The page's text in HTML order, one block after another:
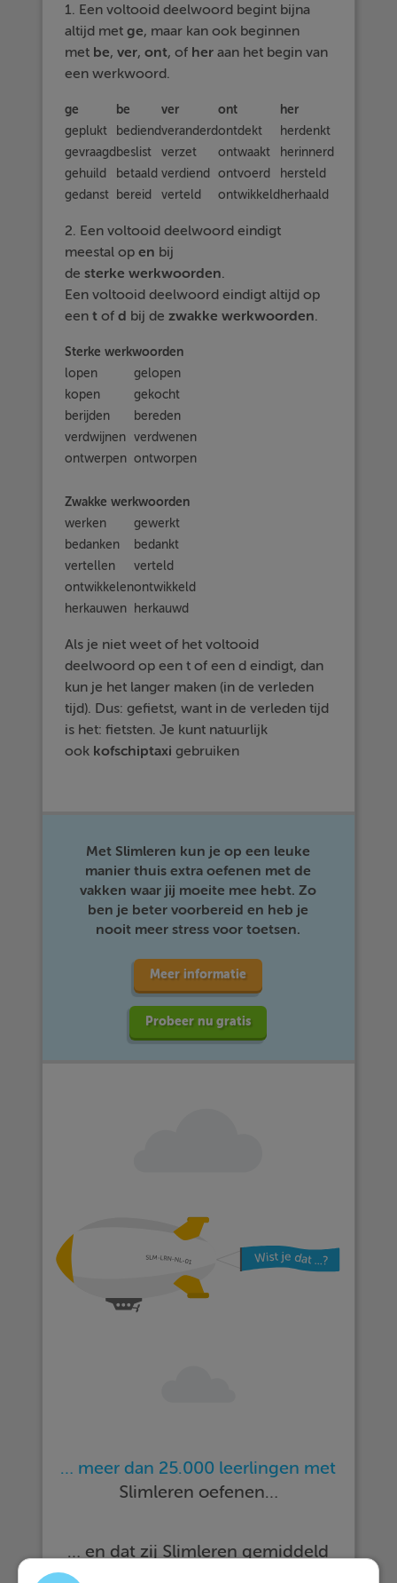
1. Een voltooid deelwoord begint bijna
altijd metge, maar kan ook beginnen
met be,ver,ont, of her aan het begin van
een werkwoord.
ge
geplukt
gevraagd
gehuild
gedanst
be
bediend
beslist
betaald
bereid
ver
veranderd
verzet
verdiend
verteld
ont
ontdekt
ontwaakt
ontvoerd
ontwikkeld
her
herdenkt
herinnerd
hersteld
herhaald
2. Een voltooid deelwoord eindigt
meestal open bij
desterke werkwoorden.
Een voltooid deelwoord eindigt altijd op
eent ofd bij dezwakke werkwoorden.
Sterke werkwoorden
lopen
kopen
berijden
verdwijnen
ontwerpen
gelopen
gekocht
bereden
verdwenen
ontworpen
Zwakke werkwoorden
werken
bedanken
vertellen
ontwikkelen
herkauwen
gewerkt
bedankt
verteld
ontwikkeld
herkauwd
Als je niet weet of het voltooid
deelwoord op eent of eend eindigt, dan
kun je het langer maken (in de verleden
tijd). Dus: gefietst, want in de verleden tijd
is het: fietsten. Je kunt natuurlijk
ook kofschiptaxi gebruiken
Met Slimleren kun je op een leuke
manier thuis extra oefenen met de
vakken waar jij moeite mee hebt. Zo
ben je beter voorbereid en heb je
nooit meer stress voor toetsen.
Meer informatie
Probeer nu gratis
… meer dan 25.000 leerlingen met
Slimleren oefenen…
… en dat zij Slimleren gemiddeld